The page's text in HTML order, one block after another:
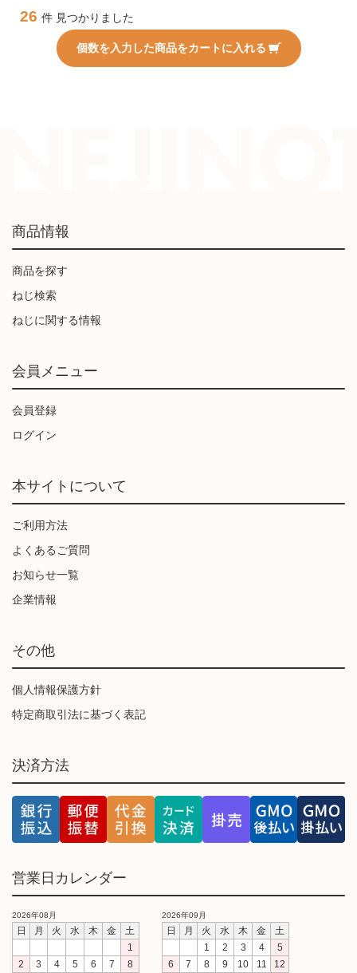
26 件 見つかりました
個数を入力した商品をカートに入れる
商品情報
商品を探す
ねじ検索
ねじに関する情報
会員メニュー
会員登録
ログイン
本サイトについて
ご利用方法
よくあるご質問
お知らせ一覧
企業情報
その他
個人情報保護方針
特定商取引法に基づく表記
決済方法
営業日カレンダー
2026年08月
日 月 火 水 木 金
土
1
2
3 4 5 6 7 8
2026年09月
日 月 火 水 木 金
土
1
2 3 4
5
6
7 8 9 10 11 12